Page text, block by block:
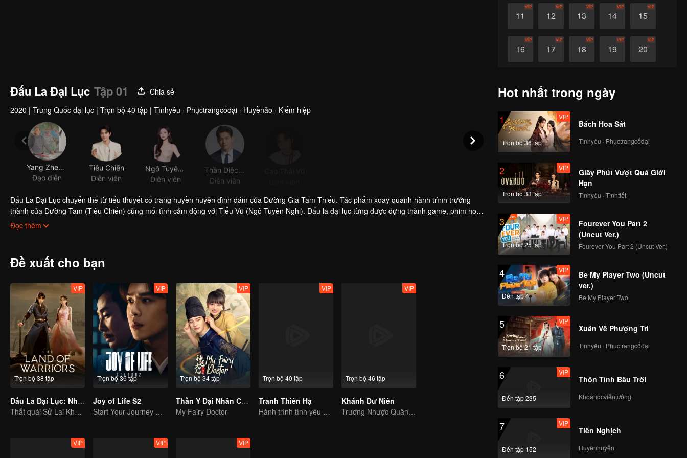
11
VIP
12
VIP
13
VIP
14
VIP
15
VIP
16
VIP
17
VIP
18
VIP
19
VIP
20
VIP
26 27
Đấu La Đại Lục Tập 01
Chia sẻ
2020 | Trung Quốc đại lục | Trọn bộ 40 tập | Tìnhyêu · Phụctrangcổđại · Huyềnảo · Kiếm hiệp
Đạo diễn
Tiêu Chiến
Diễn viên
Diễn viên
Diễn viên
Đấu La Đại Lục chuyển thể từ tiểu thuyết cổ trang huyền huyễn đình đám của Đường Gia Tam Thiếu. Tác phẩm xoay quanh hành trình trưởng
thành của Đường Tam (Tiêu Chiến) cùng mối tình cảm động với Tiểu Vũ (Ngô Tuyên Nghi). Đấu la đại lục từng được dựng thành game, phim hoạt
hình… và đều đạt thành công lớn.
Đọc thêm
Đề xuất cho bạn
Trọn bộ 38 tập
VIP
Đấu La Đại Lục: Nhiên Hồn Chiến
Thất quái Sử Lai Khắc tái hợp đầy nhiệt huyết
Trọn bộ 36 tập
VIP
Joy of Life S2
Start Your Journey With Fan Xian Again
Trọn bộ 34 tập
VIP
Thần Y Đại Nhân Chớ Ghẹo Ta
My Fairy Doctor
Trọn bộ 40 tập
VIP
Tranh Thiên Hạ
Hành trình tình yêu có một không hai của Dương Dương, Triệu Lộ Tư
Trọn bộ 46 tập
VIP
Khánh Dư Niên
Trương Nhược Quân bước vào miếu đường, giang hồ tuyệt xứ phùng sinh
VIP VIP VIP
Hot nhất trong ngày
1
Trọn bộ 36 tập
VIP
Bách Hoa Sát
Tìnhyêu · Phụctrangcổđại
2
Trọn bộ 33 tập
VIP
Giây Phút Vượt Quá Giới
Hạn
Tìnhyêu · Tìnhtiết
3
Trọn bộ 25 tập
VIP
Fourever You Part 2
(Uncut Ver.)
Fourever You Part 2 (Uncut Ver.)
4
Đến tập 4
VIP
Be My Player Two (Uncut
ver.)
Be My Player Two
5
Trọn bộ 21 tập
VIP
Xuân Về Phượng Trì
Tìnhyêu · Phụctrangcổđại
6
Đến tập 235
VIP
Thôn Tính Bầu Trời
Khoahọcviễntưởng
7
Đến tập 152
VIP
Tiên Nghịch
Huyềnhuyễn